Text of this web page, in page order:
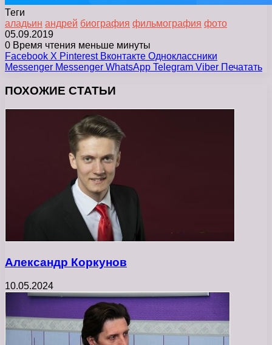
Теги
аладьин андрей биография фильмография фото
05.09.2019
0 Время чтения меньше минуты
Facebook X Pinterest Вконтакте Одноклассники
Messenger Messenger WhatsApp Telegram Viber Печатать
ПОХОЖИЕ СТАТЬИ
Александр Коркунов
10.05.2024